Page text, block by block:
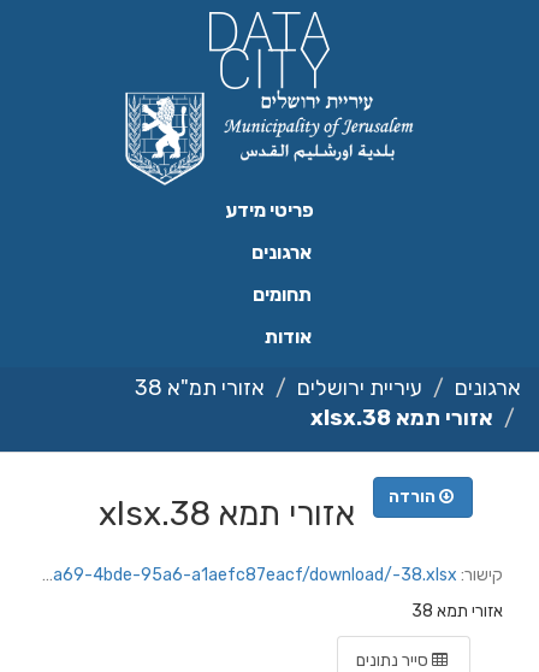
פריטי מידע
ארגונים
תחומים
אודות
ארגונים עיריית ירושלים
אזורי תמ"א 38
אזורי תמא 38.xlsx
הורדה אזורי תמא 38.xlsx
קישור: https://jerusalem.datacity.org.il/dataset/ef9c02b3-04d5-4c83-9ebb-4b75deda3de3/resource/2b58f98e-0a69-4bde-95a6-a1aefc87eacf/download/-38.xlsx
אזורי תמא 38
סייר נתונים